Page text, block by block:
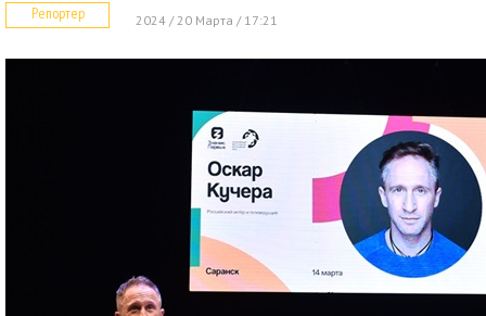
Репортер 2024 / 20 Марта / 17:21